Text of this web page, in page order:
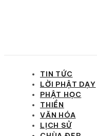
TIN TỨC
LỜI PHẬT DẠY
PHẬT HỌC
THIỀN
VĂN HÓA
LỊCH SỬ